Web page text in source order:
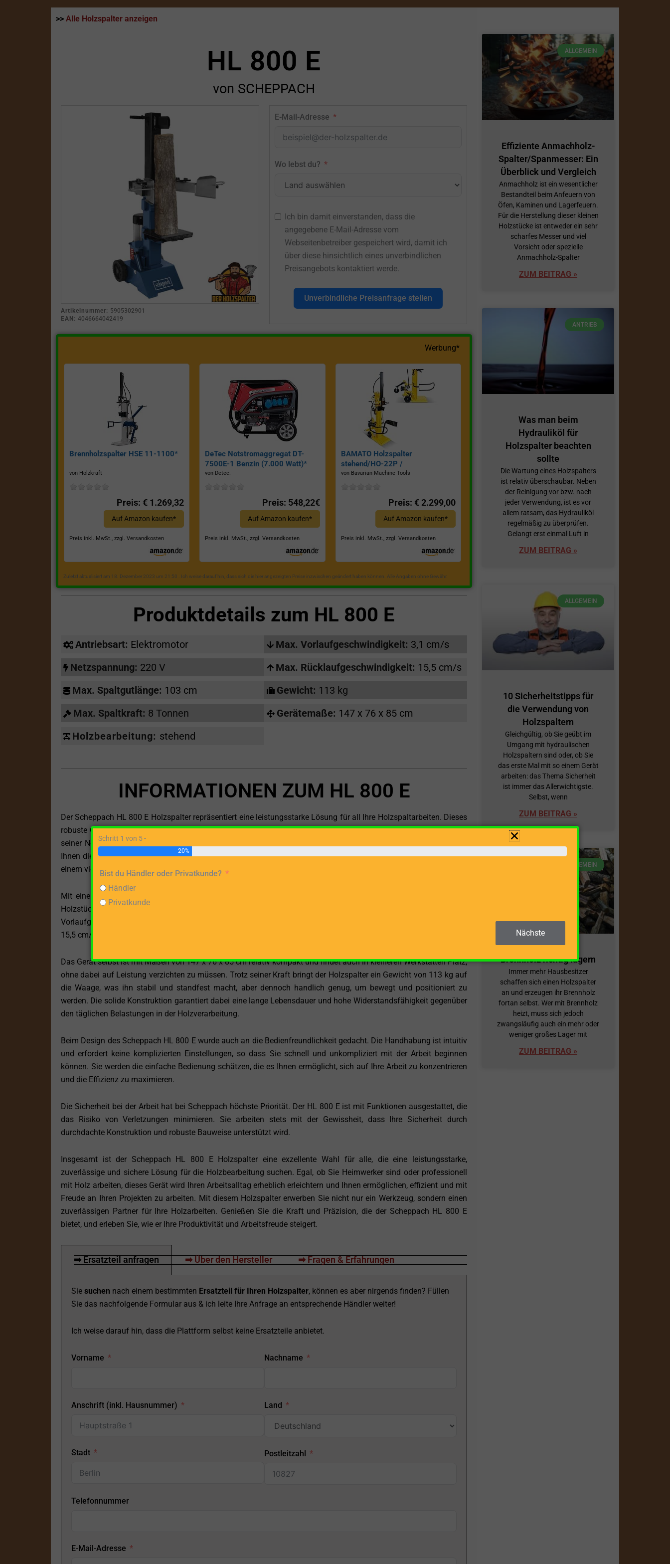
>> Alle Holzspalter anzeigen
HL 800 E
von SCHEPPACH
Artikelnummer: 5905302901
EAN: 4046664042419
E-Mail-Adresse
Wo lebst du?
Ich bin damit einverstanden, dass die
angegebene E-Mail-Adresse vom
Webseitenbetreiber gespeichert wird, damit ich
über diese hinsichtlich eines unverbindlichen
Preisangebots kontaktiert werde.
Unverbindliche Preisanfrage stellen
Werbung*
Brennholzspalter HSE 11-1100*
von Holzkraft
Preis: € 1.269,32
Auf Amazon kaufen*
Preis inkl. MwSt., zzgl. Versandkosten
DeTec Notstromaggregat DT-
7500E-1 Benzin (7.000 Watt)*
von Detec.
Preis: 548,22€
Auf Amazon kaufen*
Preis inkl. MwSt., zzgl. Versandkosten
BAMATO Holzspalter
stehend/HO-22P /
Zapfwellenantrieb, Inkl.
von Bavarian Machine Tools
Preis: € 2.299,00
Auf Amazon kaufen*
Preis inkl. MwSt., zzgl. Versandkosten
Zuletzt aktualisiert am 18. Dezember 2023 um 21:50 . Ich weise darauf hin, dass sich die hier angezeigten Preise inzwischen geändert haben können. Alle Angaben ohne Gewähr.
Produktdetails zum HL 800 E
Antriebsart: Elektromotor
Netzspannung: 220 V
Max. Spaltgutlänge: 103 cm
Max. Spaltkraft: 8 Tonnen
Holzbearbeitung: stehend
Max. Vorlaufgeschwindigkeit: 3,1 cm/s
Max. Rücklaufgeschwindigkeit: 15,5 cm/s
Gewicht: 113 kg
Gerätemaße: 147 x 76 x 85 cm
INFORMATIONEN ZUM HL 800 E
Der Scheppach HL 800 E Holzspalter repräsentiert eine leistungsstarke Lösung für all Ihre Holzspaltarbeiten. Dieses
robuste Gerät, ausgestattet mit einem effizienten Elektromotor, ist ideal für die stehende Bearbeitung von Holz. Mit
seiner Netzspannung von 220 V integriert es sich problemlos in Ihre vorhandene Werkstattausrüstung und bietet
Ihnen die Möglichkeit, Holzstücke bis zu einer beeindruckenden Länge von 103 cm zu spalten. Dies macht ihn zu
einem vielseitigen Begleiter für verschiedenste Arbeiten von Brennholzvorbereitung bis hin zu größeren Projekten.
Mit einer maximalen Spaltkraft von 8 Tonnen durchdringt der Scheppach HL 800 E auch widerstandsfähigere
Holzstücke mühelos. Dieses Kraftpaket ist somit in der Lage, Ihre Arbeit effizient und effektiv zu gestalten. Die hohe
Vorlaufgeschwindigkeit von 3,1 cm/s ermöglicht ein zügiges Arbeiten, während die Rücklaufgeschwindigkeit von
15,5 cm/s dafür sorgt, dass der Spalter schnell für den nächsten Spaltvorgang bereit ist.
Das Gerät selbst ist mit Maßen von 147 x 76 x 85 cm relativ kompakt und findet auch in kleineren Werkstätten Platz,
ohne dabei auf Leistung verzichten zu müssen. Trotz seiner Kraft bringt der Holzspalter ein Gewicht von 113 kg auf
die Waage, was ihn stabil und standfest macht, aber dennoch handlich genug, um bewegt und positioniert zu
werden. Die solide Konstruktion garantiert dabei eine lange Lebensdauer und hohe Widerstandsfähigkeit gegenüber
den täglichen Belastungen in der Holzverarbeitung.
Beim Design des Scheppach HL 800 E wurde auch an die Bedienfreundlichkeit gedacht. Die Handhabung ist intuitiv
und erfordert keine komplizierten Einstellungen, so dass Sie schnell und unkompliziert mit der Arbeit beginnen
können. Sie werden die einfache Bedienung schätzen, die es Ihnen ermöglicht, sich auf Ihre Arbeit zu konzentrieren
und die Effizienz zu maximieren.
Die Sicherheit bei der Arbeit hat bei Scheppach höchste Priorität. Der HL 800 E ist mit Funktionen ausgestattet, die
das Risiko von Verletzungen minimieren. Sie arbeiten stets mit der Gewissheit, dass Ihre Sicherheit durch
durchdachte Konstruktion und robuste Bauweise unterstützt wird.
Insgesamt ist der Scheppach HL 800 E Holzspalter eine exzellente Wahl für alle, die eine leistungsstarke,
zuverlässige und sichere Lösung für die Holzbearbeitung suchen. Egal, ob Sie Heimwerker sind oder professionell
mit Holz arbeiten, dieses Gerät wird Ihren Arbeitsalltag erheblich erleichtern und Ihnen ermöglichen, effizient und mit
Freude an Ihren Projekten zu arbeiten. Mit diesem Holzspalter erwerben Sie nicht nur ein Werkzeug, sondern einen
zuverlässigen Partner für Ihre Holzarbeiten. Genießen Sie die Kraft und Präzision, die der Scheppach HL 800 E
bietet, und erleben Sie, wie er Ihre Produktivität und Arbeitsfreude steigert.
➡ Ersatzteil anfragen ➡ Über den Hersteller ➡ Fragen & Erfahrungen
Sie suchen nach einem bestimmten Ersatzteil für Ihren Holzspalter, können es aber nirgends finden? Füllen
Sie das nachfolgende Formular aus & ich leite Ihre Anfrage an entsprechende Händler weiter!
Ich weise darauf hin, dass die Plattform selbst keine Ersatzteile anbietet.
Vorname Nachname
Anschrift (inkl. Hausnummer)
Stadt
Land
Postleitzahl
Telefonnummer
E-Mail-Adresse
ALLGEMEIN
Effiziente Anmachholz-
Spalter/Spanmesser: Ein
Überblick und Vergleich
Anmachholz ist ein wesentlicher
Bestandteil beim Anfeuern von
Öfen, Kaminen und Lagerfeuern.
Für die Herstellung dieser kleinen
Holzstücke ist entweder ein sehr
scharfes Messer und viel
Vorsicht oder spezielle
Anmachholz-Spalter
ZUM BEITRAG »
ANTRIEB
Was man beim
Hydrauliköl für
Holzspalter beachten
sollte
Die Wartung eines Holzspalters
ist relativ überschaubar. Neben
der Reinigung vor bzw. nach
jeder Verwendung, ist es vor
allem ratsam, das Hydrauliköl
regelmäßig zu überprüfen.
Gelangt erst einmal Luft in
ZUM BEITRAG »
ALLGEMEIN
10 Sicherheitstipps für
die Verwendung von
Holzspaltern
Gleichgültig, ob Sie geübt im
Umgang mit hydraulischen
Holzspaltern sind oder, ob Sie
das erste Mal mit so einem Gerät
arbeiten: das Thema Sicherheit
ist immer das Allerwichtigste.
Selbst, wenn
ZUM BEITRAG »
ALLGEMEIN
Brennholz richtig lagern
Immer mehr Hausbesitzer
schaffen sich einen Holzspalter
an und erzeugen ihr Brennholz
fortan selbst. Wer mit Brennholz
heizt, muss sich jedoch
zwangsläufig auch ein mehr oder
weniger großes Lager mit
ZUM BEITRAG »
Schritt 1 von 5 -
20%
Bist du Händler oder Privatkunde?
Händler
Privatkunde
Nächste